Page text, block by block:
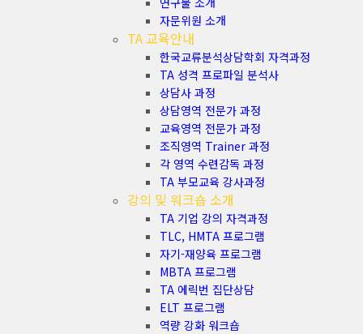
자문위원 소개
TA 교육안내
한국교류분석상담학회 자격과정
TA 성격 프로파일 분석사
상담사 과정
상담영역 전문가 과정
교육영역 전문가 과정
조직영역 Trainer 과정
각 영역 수련감독 과정
TA 부모교육 강사과정
강의 및 워크숍 소개
TA 기업 강의 자격과정
TLC, HMTA 프로그램
자기-재양육 프로그램
MBTA 프로그램
TA 에릭번 집단상담
ELT 프로그램
역량 강화 워크숍